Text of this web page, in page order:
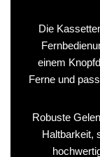
Die
einem
Ferne und
Robuste
Haltbarkeit,